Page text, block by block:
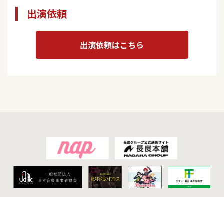
出演依頼
出演依頼はこちら